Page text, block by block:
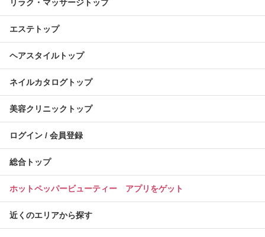
リラク・マッサージトップ
エステトップ
ヘアスタイルトップ
ネイルカタログトップ
美容クリニックトップ
ログイン / 会員登録
総合トップ
ホットペッパービューティー アプリをゲット
近くのエリアから探す